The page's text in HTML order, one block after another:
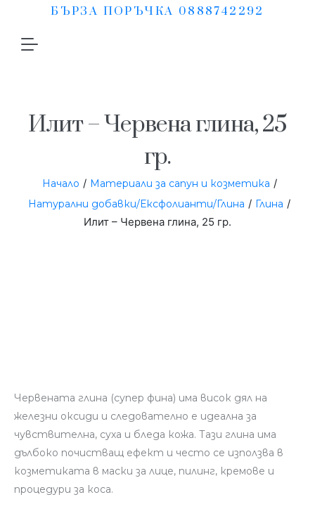
БЪРЗА ПОРЪЧКА 0888742292
Илит – Червена глина, 25
гр.
Начало / Материали за сапун и козметика /
Натурални добавки/Ексфолианти/Глина / Глина /
Илит – Червена глина, 25 гр.
Червената глина (супер фина) има висок дял на
железни оксиди и следователно е идеална за
чувствителна, суха и бледа кожа. Тази глина има
дълбоко почистващ ефект и често се използва в
козметиката в маски за лице, пилинг, кремове и
процедури за коса.